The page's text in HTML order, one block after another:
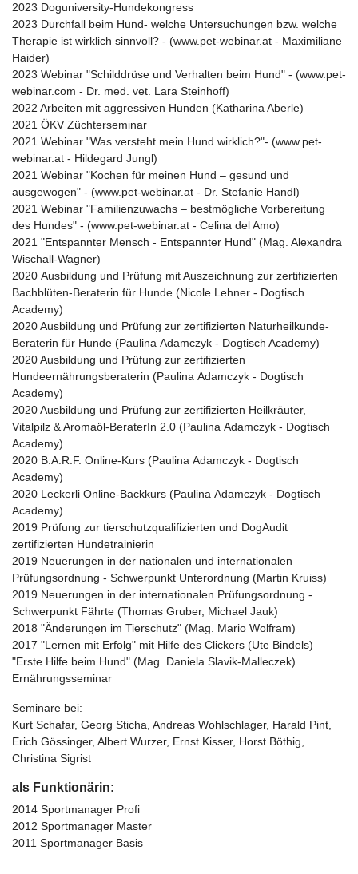
2023 Doguniversity-Hundekongress
2023 Durchfall beim Hund- welche Untersuchungen bzw. welche
Therapie ist wirklich sinnvoll? - (www.pet-webinar.at - Maximiliane
Haider)
2023 Webinar "Schilddrüse und Verhalten beim Hund" - (www.pet-
webinar.com - Dr. med. vet. Lara Steinhoff)
2022 Arbeiten mit aggressiven Hunden (Katharina Aberle)
2021 ÖKV Züchterseminar
2021 Webinar "Was versteht mein Hund wirklich?"- (www.pet-
webinar.at - Hildegard Jungl)
2021 Webinar "Kochen für meinen Hund – gesund und
ausgewogen" - (www.pet-webinar.at - Dr. Stefanie Handl)
2021 Webinar "Familienzuwachs – bestmögliche Vorbereitung
des Hundes" - (www.pet-webinar.at - Celina del Amo)
2021 "Entspannter Mensch - Entspannter Hund" (Mag. Alexandra
Wischall-Wagner)
2020 Ausbildung und Prüfung mit Auszeichnung zur zertifizierten
Bachblüten-Beraterin für Hunde (Nicole Lehner - Dogtisch
Academy)
2020 Ausbildung und Prüfung zur zertifizierten Naturheilkunde-
Beraterin für Hunde (Paulina Adamczyk - Dogtisch Academy)
2020 Ausbildung und Prüfung zur zertifizierten
Hundeernährungsberaterin (Paulina Adamczyk - Dogtisch
Academy)
2020 Ausbildung und Prüfung zur zertifizierten Heilkräuter,
Vitalpilz & Aromaöl-BeraterIn 2.0 (Paulina Adamczyk - Dogtisch
Academy)
2020 B.A.R.F. Online-Kurs (Paulina Adamczyk - Dogtisch
Academy)
2020 Leckerli Online-Backkurs (Paulina Adamczyk - Dogtisch
Academy)
2019 Prüfung zur tierschutzqualifizierten und DogAudit
zertifizierten Hundetrainierin
2019 Neuerungen in der nationalen und internationalen
Prüfungsordnung - Schwerpunkt Unterordnung (Martin Kruiss)
2019 Neuerungen in der internationalen Prüfungsordnung -
Schwerpunkt Fährte (Thomas Gruber, Michael Jauk)
2018 "Änderungen im Tierschutz" (Mag. Mario Wolfram)
2017 "Lernen mit Erfolg" mit Hilfe des Clickers (Ute Bindels)
"Erste Hilfe beim Hund" (Mag. Daniela Slavik-Malleczek)
Ernährungsseminar
Seminare bei:
Kurt Schafar, Georg Sticha, Andreas Wohlschlager, Harald Pint,
Erich Gössinger, Albert Wurzer, Ernst Kisser, Horst Böthig,
Christina Sigrist
als Funktionärin:
2014 Sportmanager Profi
2012 Sportmanager Master
2011 Sportmanager Basis